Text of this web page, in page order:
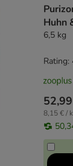
Huhn
6,5 kg
8,15 € /
Rating: